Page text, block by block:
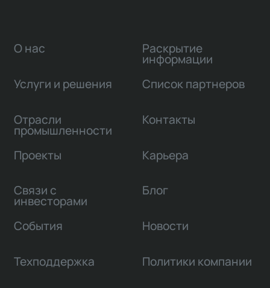
О нас
Услуги и решения
Отрасли
промышленности
Проекты
Связи с
инвесторами
Раскрытие
информации
Список партнеров
Контакты
Карьера
Блог
События Новости
Техподдержка Политики компании